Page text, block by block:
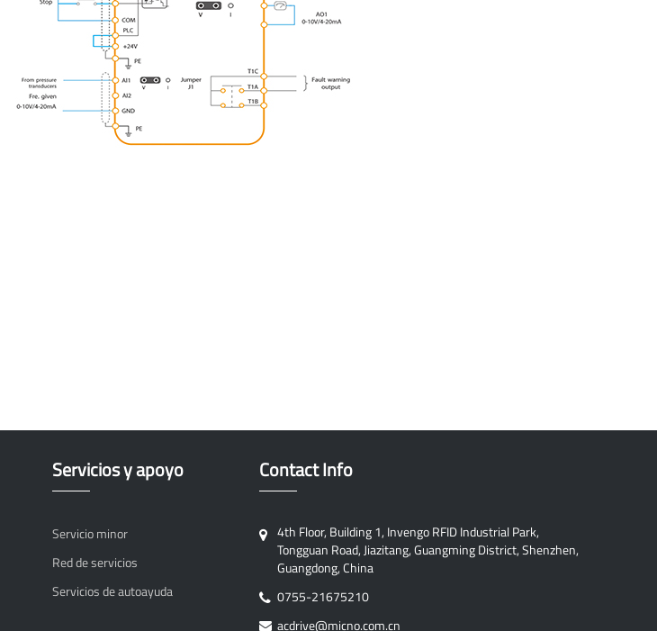
Servicios y apoyo
Servicio minor
Red de servicios
Servicios de autoayuda
Contact Info
4th Floor, Building 1, Invengo RFID Industrial Park,
Tongguan Road, Jiazitang, Guangming District, Shenzhen,
Guangdong, China
0755-21675210
acdrive@micno.com.cn